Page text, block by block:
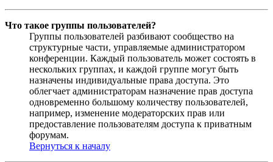
Что такое группы пользователей?
Группы пользователей разбивают сообщество на
структурные части, управляемые администратором
конференции. Каждый пользователь может состоять в
нескольких группах, и каждой группе могут быть
назначены индивидуальные права доступа. Это
облегчает администраторам назначение прав доступа
одновременно большому количеству пользователей,
например, изменение модераторских прав или
предоставление пользователям доступа к приватным
форумам.
Вернуться к началу